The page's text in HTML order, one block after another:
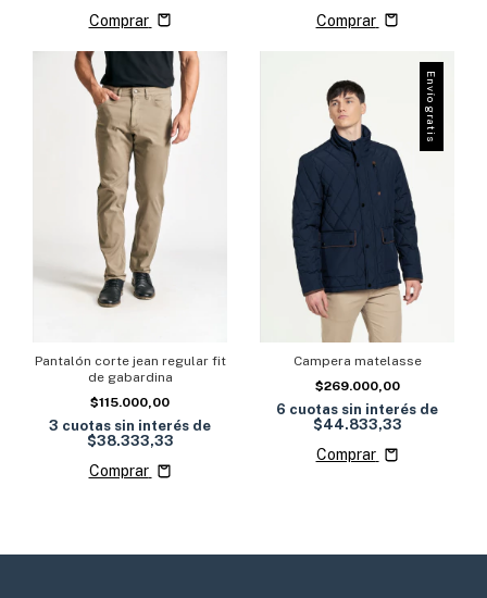
Comprar Comprar
Pantalón corte jean regular fit
de gabardina
$115.000,00
3 cuotas sin interés de
$38.333,33
Comprar
Envío gratis
Campera matelasse
$269.000,00
6 cuotas sin interés de
$44.833,33
Comprar